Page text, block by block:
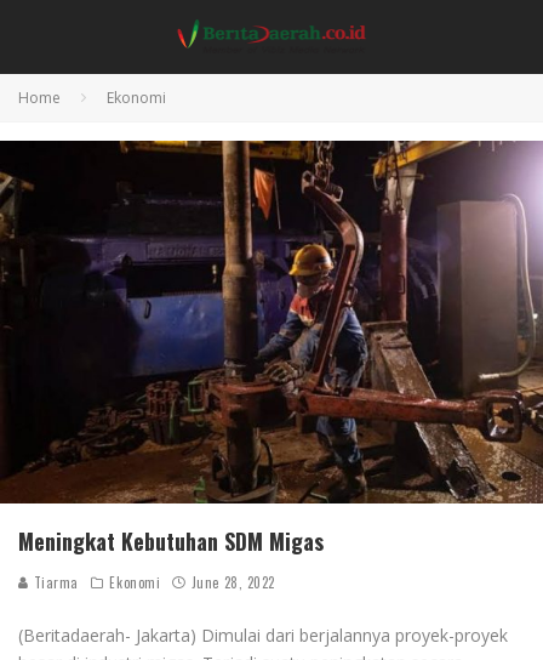
Home Ekonomi
Meningkat Kebutuhan SDM Migas
Tiarma Ekonomi June 28, 2022
(Beritadaerah- Jakarta) Dimulai dari berjalannya proyek-proyek